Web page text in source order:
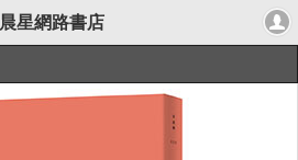
晨星網路書店